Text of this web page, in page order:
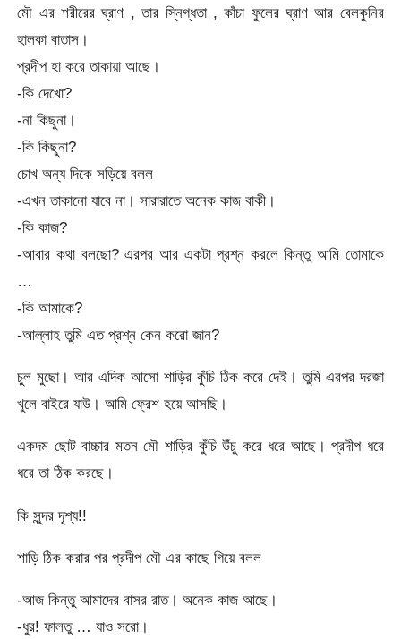
মৌ এর শরীরের ঘ্রাণ , তার স্নিগ্ধতা , কাঁচা ফুলের ঘ্রাণ আর বেলকুনির
হালকা বাতাস।
প্রদীপ হা করে তাকায়া আছে।
-কি দেখো?
-না কিছুনা।
-কি কিছুনা?
চোখ অন্য দিকে সড়িয়ে বলল
-এখন তাকানো যাবে না। সারারাতে অনেক কাজ বাকী।
-কি কাজ?
-আবার কথা বলছো? এরপর আর একটা প্রশ্ন করলে কিন্তু আমি তোমাকে
…
-কি আমাকে?
-আল্লাহ তুমি এত প্রশ্ন কেন করো জান?
চুল মুছো। আর এদিক আসো শাড়ির কুঁচি ঠিক করে দেই। তুমি এরপর দরজা
খুলে বাইরে যাউ। আমি ফ্রেশ হয়ে আসছি।
একদম ছোট বাচ্চার মতন মৌ শাড়ির কুঁচি উঁচু করে ধরে আছে। প্রদীপ ধরে
ধরে তা ঠিক করছে।
কি সুন্দর দৃশ্য!!
শাড়ি ঠিক করার পর প্রদীপ মৌ এর কাছে গিয়ে বলল
-আজ কিন্তু আমাদের বাসর রাত। অনেক কাজ আছে।
-ধুর! ফালতু … যাও সরো।